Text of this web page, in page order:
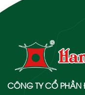
CÔNG TY CỔ PHẦN